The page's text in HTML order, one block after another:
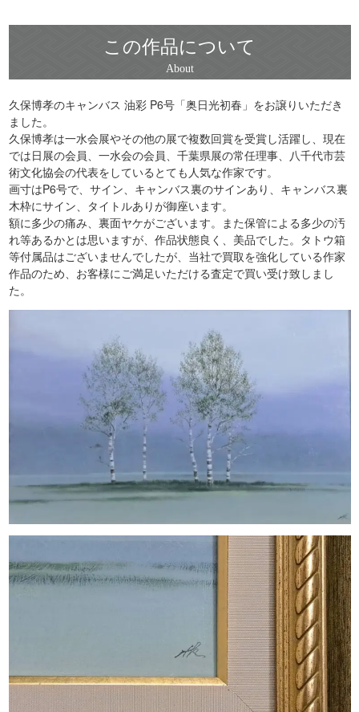
この作品について
久保博孝のキャンバス 油彩 P6号「奥日光初春」をお譲りいただき
ました。
久保博孝は一水会展やその他の展で複数回賞を受賞し活躍し、現在
では日展の会員、一水会の会員、千葉県展の常任理事、八千代市芸
術文化協会の代表をしているとても人気な作家です。
画寸はP6号で、サイン、キャンバス裏のサインあり、キャンバス裏
木枠にサイン、タイトルありが御座います。
額に多少の痛み、裏面ヤケがございます。また保管による多少の汚
れ等あるかとは思いますが、作品状態良く、美品でした。タトウ箱
等付属品はございませんでしたが、当社で買取を強化している作家
作品のため、お客様にご満足いただける査定で買い受け致しまし
た。